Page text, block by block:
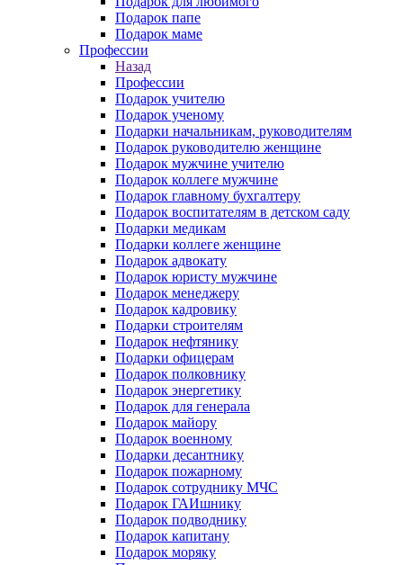
Подарок папе
Подарок маме
Профессии
Назад
Профессии
Подарок учителю
Подарок ученому
Подарки начальникам, руководителям
Подарок руководителю женщине
Подарок мужчине учителю
Подарок коллеге мужчине
Подарок главному бухгалтеру
Подарок воспитателям в детском саду
Подарки медикам
Подарки коллеге женщине
Подарок адвокату
Подарок юристу мужчине
Подарок менеджеру
Подарок кадровику
Подарки строителям
Подарок нефтянику
Подарки офицерам
Подарок полковнику
Подарок энергетику
Подарок для генерала
Подарок майору
Подарок военному
Подарки десантнику
Подарок пожарному
Подарок сотруднику МЧС
Подарок ГАИшнику
Подарок подводнику
Подарок капитану
Подарок моряку